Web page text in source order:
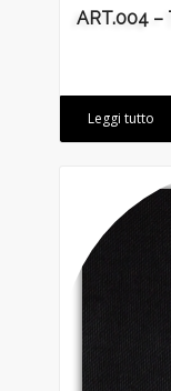
ART.004 –
Leggi tutto